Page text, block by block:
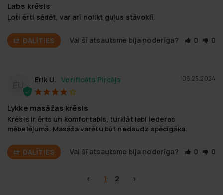
Labs krēsls
Ļoti ērti sēdēt, var arī nolikt guļus stāvoklī.
DALĪTIES Vai šī atsauksme bija noderīga? 0 0
EU
06.25.2024
Erik U.
Lykke masāžas krēsls
Krēsls ir ērts un komfortabls, turklāt labi iederas
mēbelējumā. Masāža varētu būt nedaudz spēcīgāka.
DALĪTIES Vai šī atsauksme bija noderīga? 0 0
< 1 2 >